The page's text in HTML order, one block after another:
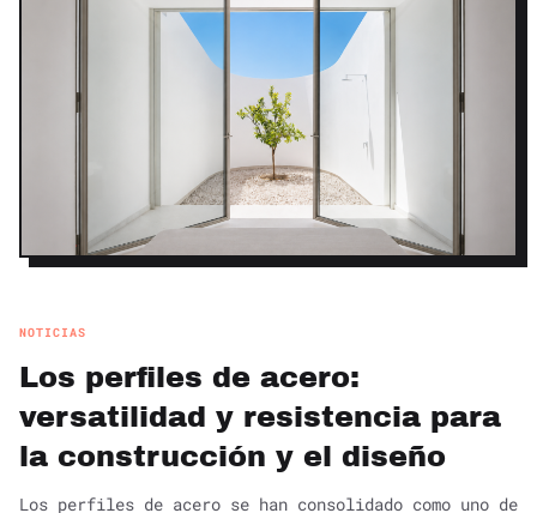
NOTICIAS
Los perfiles de acero:
versatilidad y resistencia para
la construcción y el diseño
Los perfiles de acero se han consolidado como uno de